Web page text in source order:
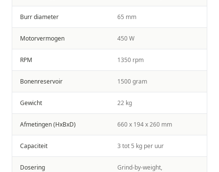
Burr diameter 65 mm
Motorvermogen 450 W
RPM 1350 rpm
Bonenreservoir 1500 gram
Gewicht 22 kg
Afmetingen (HxBxD) 660 x 194 x 260 mm
Capaciteit 3 tot 5 kg per uur
Dosering
Grind-by-weight,